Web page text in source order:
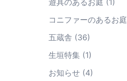
コニファーのあるお庭
五蔵舎 (36)
生垣特集(1)
お知らせ(4)